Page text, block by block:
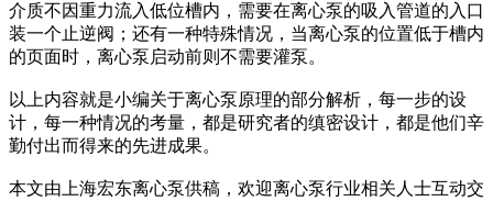
介质不因重力流入低位槽内，需要在离心泵的吸入管道的入口
装一个止逆阀；还有一种特殊情况，当离心泵的位置低于槽内
的页面时，离心泵启动前则不需要灌泵。
以上内容就是小编关于离心泵原理的部分解析，每一步的设
计，每一种情况的考量，都是研究者的缜密设计，都是他们辛
勤付出而得来的先进成果。
本文由上海宏东离心泵供稿，欢迎离心泵行业相关人士互动交